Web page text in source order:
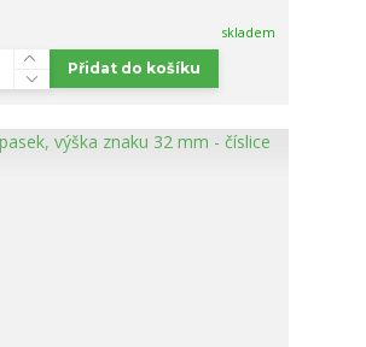
skladem
Přidat do košíku